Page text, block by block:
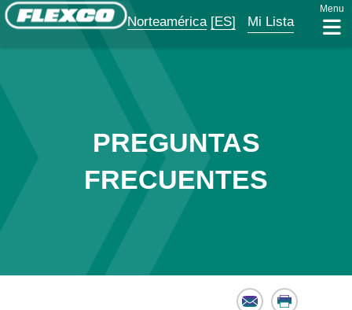
Norteamérica [ES] Mi Lista
Menu
PREGUNTAS
FRECUENTES
Email Print